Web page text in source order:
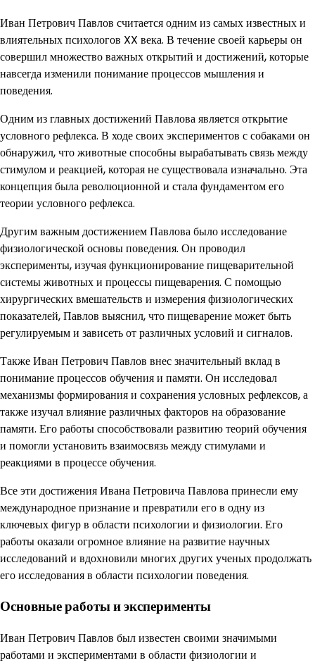
Иван Петрович Павлов считается одним из самых известных и
влиятельных психологов XX века. В течение своей карьеры он
совершил множество важных открытий и достижений, которые
навсегда изменили понимание процессов мышления и
поведения.
Одним из главных достижений Павлова является открытие
условного рефлекса. В ходе своих экспериментов с собаками он
обнаружил, что животные способны вырабатывать связь между
стимулом и реакцией, которая не существовала изначально. Эта
концепция была революционной и стала фундаментом его
теории условного рефлекса.
Другим важным достижением Павлова было исследование
физиологической основы поведения. Он проводил
эксперименты, изучая функционирование пищеварительной
системы животных и процессы пищеварения. С помощью
хирургических вмешательств и измерения физиологических
показателей, Павлов выяснил, что пищеварение может быть
регулируемым и зависеть от различных условий и сигналов.
Также Иван Петрович Павлов внес значительный вклад в
понимание процессов обучения и памяти. Он исследовал
механизмы формирования и сохранения условных рефлексов, а
также изучал влияние различных факторов на образование
памяти. Его работы способствовали развитию теорий обучения
и помогли установить взаимосвязь между стимулами и
реакциями в процессе обучения.
Все эти достижения Ивана Петровича Павлова принесли ему
международное признание и превратили его в одну из
ключевых фигур в области психологии и физиологии. Его
работы оказали огромное влияние на развитие научных
исследований и вдохновили многих других ученых продолжать
его исследования в области психологии поведения.
Основные работы и эксперименты
Иван Петрович Павлов был известен своими значимыми
работами и экспериментами в области физиологии и